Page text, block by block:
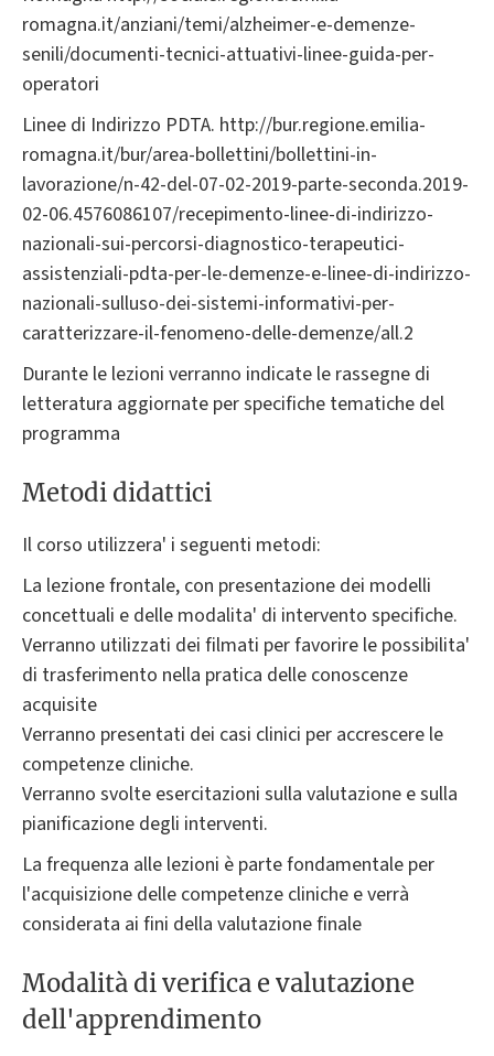
romagna.it/anziani/temi/alzheimer-e-demenze-
senili/documenti-tecnici-attuativi-linee-guida-per-
operatori
Linee di Indirizzo PDTA. http://bur.regione.emilia-
romagna.it/bur/area-bollettini/bollettini-in-
lavorazione/n-42-del-07-02-2019-parte-seconda.2019-
02-06.4576086107/recepimento-linee-di-indirizzo-
nazionali-sui-percorsi-diagnostico-terapeutici-
assistenziali-pdta-per-le-demenze-e-linee-di-indirizzo-
nazionali-sulluso-dei-sistemi-informativi-per-
caratterizzare-il-fenomeno-delle-demenze/all.2
Durante le lezioni verranno indicate le rassegne di
letteratura aggiornate per specifiche tematiche del
programma
Metodi didattici
Il corso utilizzera' i seguenti metodi:
La lezione frontale, con presentazione dei modelli
concettuali e delle modalita' di intervento specifiche.
Verranno utilizzati dei filmati per favorire le possibilita'
di trasferimento nella pratica delle conoscenze
acquisite
Verranno presentati dei casi clinici per accrescere le
competenze cliniche.
Verranno svolte esercitazioni sulla valutazione e sulla
pianificazione degli interventi.
La frequenza alle lezioni è parte fondamentale per
l'acquisizione delle competenze cliniche e verrà
considerata ai fini della valutazione finale
Modalità di verifica e valutazione
dell'apprendimento